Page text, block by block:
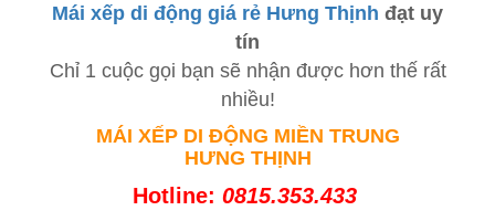
Mái xếp di động giá rẻ Hưng Thịnh đạt uy
tín
Chỉ 1 cuộc gọi bạn sẽ nhận được hơn thế rất
nhiều!
MÁI XẾP DI ĐỘNG MIỀN TRUNG
HƯNG THỊNH
Hotline: 0815.353.433